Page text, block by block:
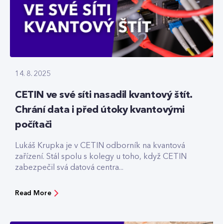
14. 8. 2025
CETIN ve své síti nasadil kvantový štít.
Chrání data i před útoky kvantovými
počítači
Lukáš Krupka je v CETIN odborník na kvantová
zařízení. Stál spolu s kolegy u toho, když CETIN
zabezpečil svá datová centra...
Read More